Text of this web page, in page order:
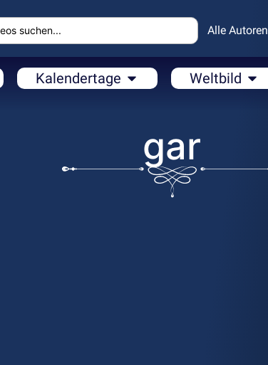
Alle Autoren
Kalendertage Weltbild
gar